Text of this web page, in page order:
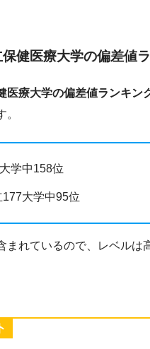
健医療大学の偏差値
医療大学の偏差値ランキン
。
学中158位
177大学中95位
まれているので、レベルは